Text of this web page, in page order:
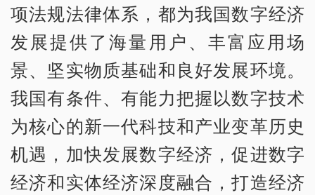
项法规法律体系，都为我国数字经济
发展提供了海量用户、丰富应用场
景、坚实物质基础和良好发展环境。
我国有条件、有能力把握以数字技术
为核心的新一代科技和产业变革历史
机遇，加快发展数字经济，促进数字
经济和实体经济深度融合，打造经济